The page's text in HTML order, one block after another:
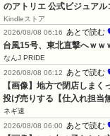
のアトリエ 公式ビジュア
Kindleストア
2026/08/08 06:16
あとで読む
台風15号、東北直撃へｗｗ
なんJ PRIDE
2026/08/08 06:12
あとで読む
【画像】地方で閉店しま
投げ売りする【仕入れ担当
ネギ速
2026/08/08 06:00
あとで読む